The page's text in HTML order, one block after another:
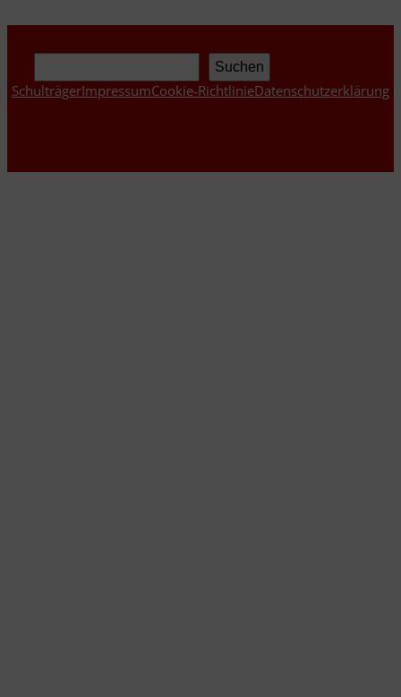
Suchen
SchulträgerImpressumCookie-RichtlinieDatenschutzerklärung